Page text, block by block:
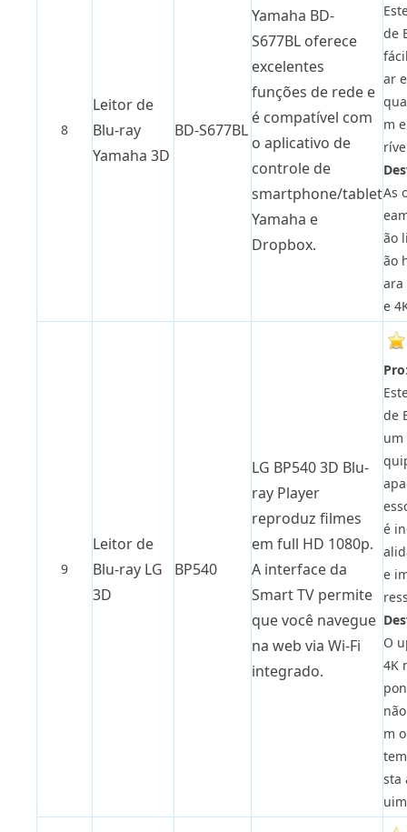
8
Leitor de
Blu-ray
Yamaha 3D
BD-S677BL
Yamaha BD-
S677BL oferece
excelentes
funções de rede e
é compatível com
o aplicativo de
controle de
smartphone/tablet
Yamaha e
Dropbox.
de
ar
m
As
ão
ão
ara
e
9
Leitor de
Blu-ray LG
3D
BP540
LG BP540 3D Blu-
ray Player
reproduz filmes
em full HD 1080p.
A interface da
Smart TV permite
que você navegue
na web via Wi-Fi
integrado.
Pro
de
um
é
e
O
4K
m
sta